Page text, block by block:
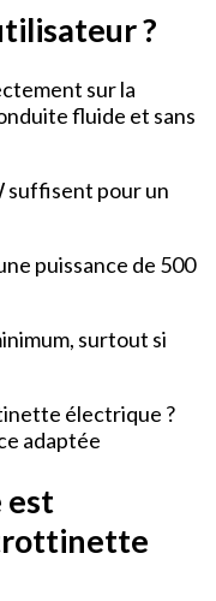
?
sur la
fluide et sans
suffisent pour un
puissance de 500
surtout si
est